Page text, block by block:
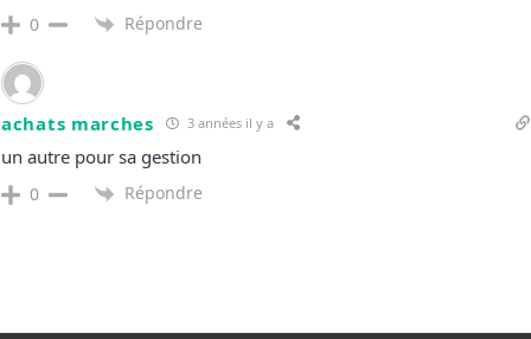
0 Répondre
achats marches 3 années il y a
un autre pour sa gestion
0 Répondre